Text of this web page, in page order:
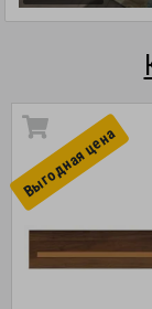
Выгоднaя цена